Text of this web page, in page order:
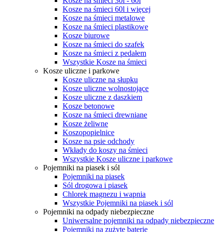
Kosze na śmieci 60l i więcej
Kosze na śmieci metalowe
Kosze na śmieci plastikowe
Kosze biurowe
Kosze na śmieci do szafek
Kosze na śmieci z pedałem
Wszystkie Kosze na śmieci
Kosze uliczne i parkowe
Kosze uliczne na słupku
Kosze uliczne wolnostojące
Kosze uliczne z daszkiem
Kosze betonowe
Kosze na śmieci drewniane
Kosze żeliwne
Koszopopielnice
Kosze na psie odchody
Wkłady do koszy na śmieci
Wszystkie Kosze uliczne i parkowe
Pojemniki na piasek i sól
Pojemniki na piasek
Sól drogowa i piasek
Chlorek magnezu i wapnia
Wszystkie Pojemniki na piasek i sól
Pojemniki na odpady niebezpieczne
Uniwersalne pojemniki na odpady niebezpieczne
Pojemniki na zużyte baterie